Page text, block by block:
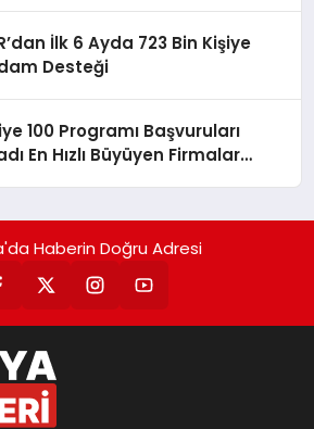
İlk 6 Ayda 723 Bin Kişiye
Desteği
100 Programı Başvuruları
En Hızlı Büyüyen Firmalar
Haberin Doğru Adresi